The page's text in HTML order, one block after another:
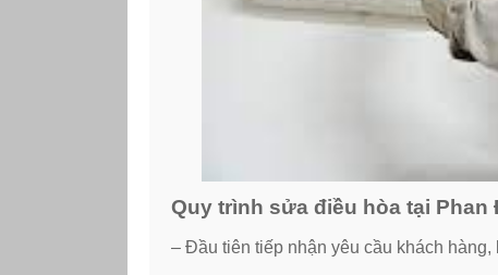
Quy trình sửa điều hòa tại
– Đầu tiên tiếp nhận yêu cầu khách